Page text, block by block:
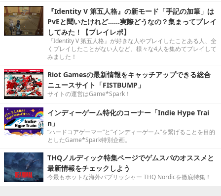
『Identity V 第五人格』の新モード「手記の加筆」は
PvEと聞いたけれど……実際どうなの？集まってプレイ
してみた！【プレイレポ】
『Identity V 第五人格』が好きな人やプレイしたことある人、全
くプレイしたことがない人など、様々な4人を集めてプレイして
みました！
Riot Gamesの最新情報をキャッチアップできる総合
ニュースサイト「FISTBUMP」
サイトの運営はGame*Spark！
インディーゲーム特化のコーナー「Indie Hype Trai
n」
“ハードコアゲーマー”と“インディーゲーム”を繋げることを目的
としたGame*Spark特別企画。
THQノルディック特集ページでゲムスパのオススメと
最新情報をチェックしよう
今最もホットな海外パブリッシャー THQ Nordicを徹底特集！